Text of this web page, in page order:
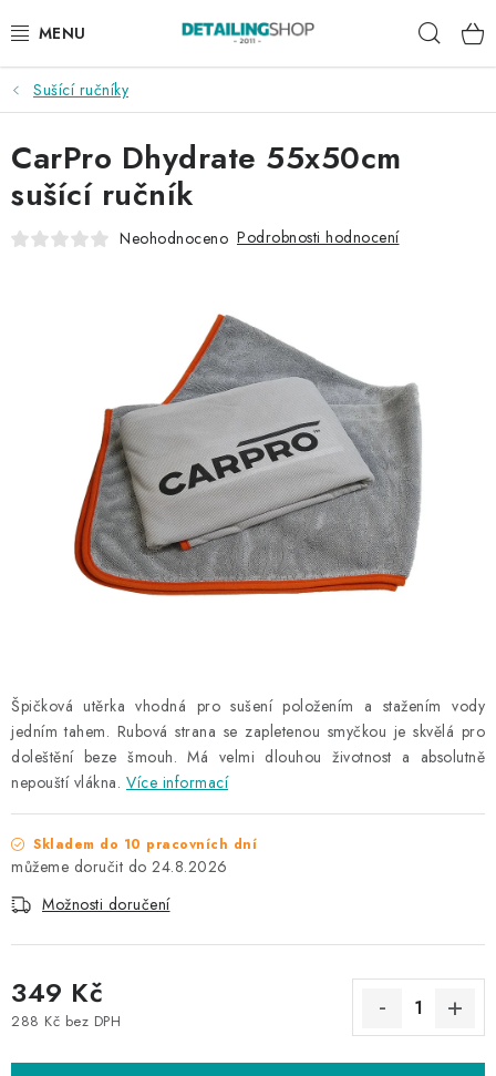
na
AKCE
NOVINKY
EXTERIÉR
DÁRKOVÉ SADY A POUKAZY
NAŠE SLUŽBY
KONTAKTY
Věrnostní program
Všeobecné obchodní podmínky
Podmínky ochrany osobních údajů
Mapa serveru
Sušící ručníky
Špičková utěrka vhodná pro sušení položením a stažením vody
jedním tahem. Rubová strana se zapletenou smyčkou je skvělá pro
doleštění beze šmouh. Má velmi dlouhou životnost a absolutně
nepouští vlákna. Více informací
Skladem do 10 pracovních dní
24.8.2026
Možnosti doručení
349 Kč
288 Kč bez DPH
CarPro Dhydrate 55x50cm
sušící ručník
Neohodnoceno Podrobnosti hodnocení